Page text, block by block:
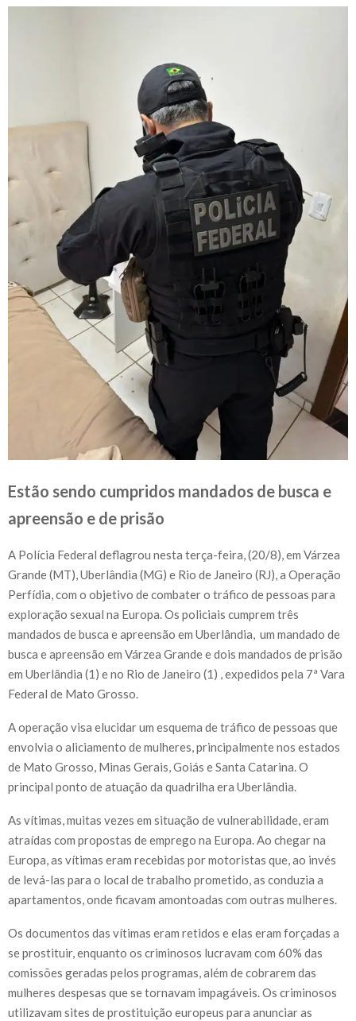
Estão sendo cumpridos mandados de busca e
apreensão e de prisão
A Polícia Federal deflagrou nesta terça-feira, (20/8), em Várzea
Grande (MT), Uberlândia (MG) e Rio de Janeiro (RJ), a Operação
Perfídia, com o objetivo de combater o tráfico de pessoas para
exploração sexual na Europa. Os policiais cumprem três
mandados de busca e apreensão em Uberlândia, um mandado de
busca e apreensão em Várzea Grande e dois mandados de prisão
em Uberlândia (1) e no Rio de Janeiro (1) , expedidos pela 7ª Vara
Federal de Mato Grosso.
A operação visa elucidar um esquema de tráfico de pessoas que
envolvia o aliciamento de mulheres, principalmente nos estados
de Mato Grosso, Minas Gerais, Goiás e Santa Catarina. O
principal ponto de atuação da quadrilha era Uberlândia.
As vítimas, muitas vezes em situação de vulnerabilidade, eram
atraídas com propostas de emprego na Europa. Ao chegar na
Europa, as vítimas eram recebidas por motoristas que, ao invés
de levá-las para o local de trabalho prometido, as conduzia a
apartamentos, onde ficavam amontoadas com outras mulheres.
Os documentos das vítimas eram retidos e elas eram forçadas a
se prostituir, enquanto os criminosos lucravam com 60% das
comissões geradas pelos programas, além de cobrarem das
mulheres despesas que se tornavam impagáveis. Os criminosos
utilizavam sites de prostituição europeus para anunciar as